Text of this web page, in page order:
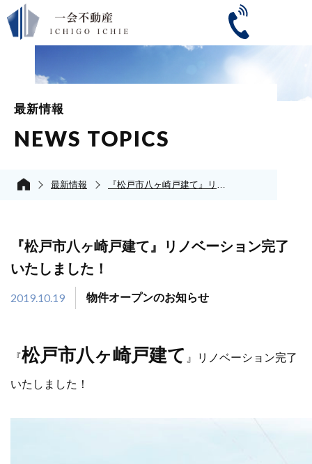
最新情報
NEWS TOPICS
最新情報 『松戸市八ヶ崎戸建て』リノベーション完了いたしました！
『松戸市八ヶ崎戸建て』リノベーション完了
いたしました！
2019.10.19 物件オープンのお知らせ
『松戸市八ヶ崎戸建て 』リノベーション完了
いたしました！